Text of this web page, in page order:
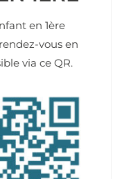
en 1ère
vous en
via ce QR.